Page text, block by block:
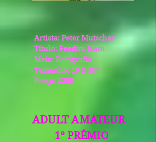
Artista: Peter Mutscher
Título: Feedim Hum
Meio: Fotografia
Tamanho: 18 X 18”
Preço: $300
ADULT AMATEUR
1º PRÊMIO